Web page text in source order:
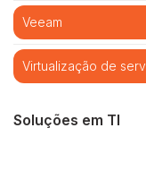
Veeam
Virtualização de
Soluções em TI